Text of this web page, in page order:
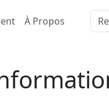
À Propos